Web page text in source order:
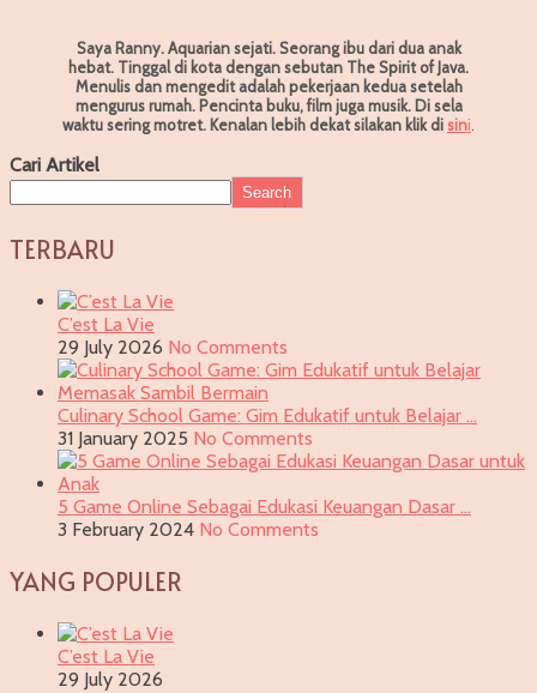
Saya Ranny. Aquarian sejati. Seorang ibu dari dua anak
hebat. Tinggal di kota dengan sebutan The Spirit of Java.
Menulis dan mengedit adalah pekerjaan kedua setelah
mengurus rumah. Pencinta buku, film juga musik. Di sela
waktu sering motret. Kenalan lebih dekat silakan klik disini.
Cari Artikel
Search
TERBARU
C’est La Vie
29 July 2026 No Comments
Culinary School Game: Gim Edukatif untuk Belajar …
31 January 2025 No Comments
5 Game Online Sebagai Edukasi Keuangan Dasar …
3 February 2024 No Comments
YANG POPULER
C’est La Vie
29 July 2026